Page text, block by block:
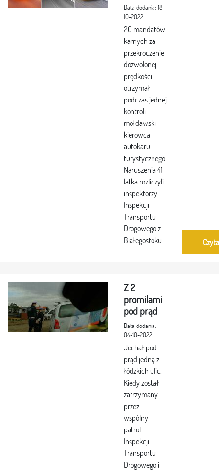
Data dodania: 18-
10-2022
20 mandatów
karnych za
przekroczenie
dozwolonej
prędkości
otrzymał
podczas jednej
kontroli
mołdawski
kierowca
autokaru
turystycznego.
Naruszenia 41
latka rozliczyli
inspektorzy
Inspekcji
Transportu
Drogowego z
Białegostoku.
Z 2
promilami
pod prąd
Data dodania:
04-10-2022
Jechał pod
prąd jedną z
łódzkich ulic.
Kiedy został
zatrzymany
przez
wspólny
patrol
Inspekcji
Transportu
Drogowego i